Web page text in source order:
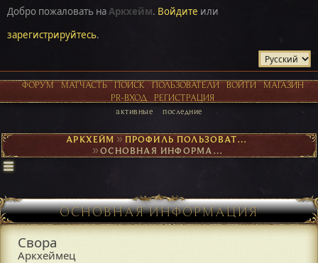
Добро пожаловать наАркхейм. Войдите или
зарегистрируйтесь.
ФОРУМ МАТЧАСТЬ ПОИСК ПОЛЬЗОВАТЕЛИ ВОЙТИ
МАГАЗИН
PR-ВХОД
РЕГИСТРАЦИЯ
активные последние
АРКХЕЙМ► ПРОФИЛЬ ПОЛЬЗОВАТЕЛЯ СВОРА
► ОСНОВНАЯ ИНФОРМАЦИЯ
ОСНОВНАЯ ИНФОРМАЦИЯ
Свора
Аркхеймец